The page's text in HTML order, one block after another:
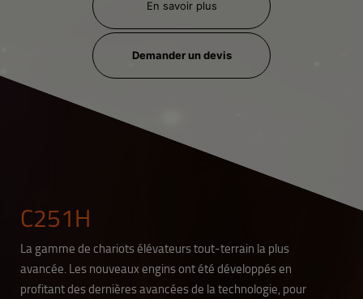
En savoir plus
Demander un devis
C251H
La gamme de chariots élévateurs tout-terrain la plus
avancée. Les nouveaux engins ont été développés en
profitant des dernières avancées de la technologie, pour